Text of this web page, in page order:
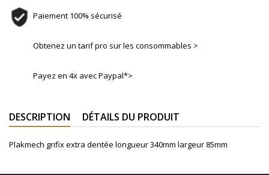
Paiement 100% sécurisé
Obtenez un tarif pro sur les consommables >
Payez en 4x avec Paypal*>
DESCRIPTION DÉTAILS DU PRODUIT
Plakmech grifix extra dentée longueur 340mm largeur 85mm